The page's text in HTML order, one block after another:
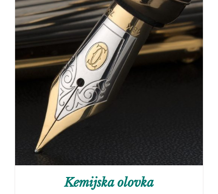
Kemijska olovka